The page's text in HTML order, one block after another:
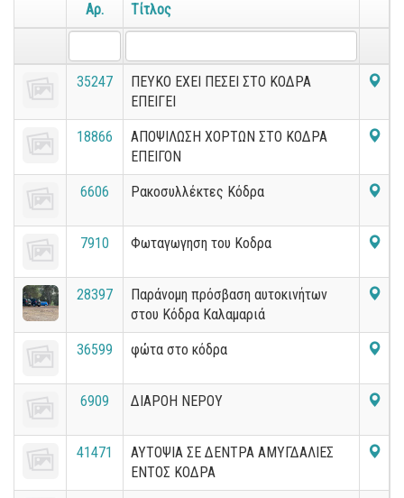
Αρ. Τίτλος
35247
ΠΕΥΚΟ ΕΧΕΙ ΠΕΣΕΙ ΣΤΟ ΚΟΔΡΑ
ΕΠΕΙΓΕΙ
18866
ΑΠΟΨΙΛΩΣΗ ΧΟΡΤΩΝ ΣΤΟ ΚΟΔΡΑ
ΕΠΕΙΓΟΝ
6606 Ρακοσυλλέκτες Κόδρα
7910 Φωταγωγηση του Κοδρα
28397
Παράνομη πρόσβαση αυτοκινήτων
στου Κόδρα Καλαμαριά
36599 φώτα στο κόδρα
6909 ΔΙΑΡΟΗ ΝΕΡΟΥ
41471
ΑΥΤΟΨΙΑ ΣΕ ΔΕΝΤΡΑ ΑΜΥΓΔΑΛΙΕΣ
ΕΝΤΟΣ ΚΟΔΡΑ